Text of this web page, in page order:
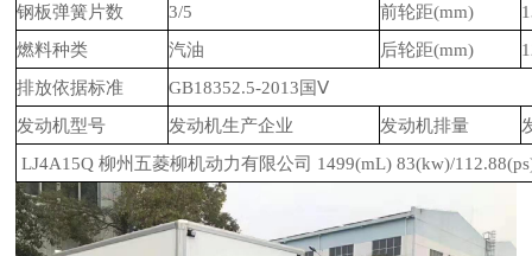
钢板弹簧片数
3/5 前轮距(mm)
燃料种类
汽油 后轮距(mm)
排放依据标准
GB18352.5-2013国Ⅴ
发动机型号
发动机生产企业 发动机排量
LJ4A15Q 柳州五菱柳机动力有限公司 1499(mL) 83(kw)/